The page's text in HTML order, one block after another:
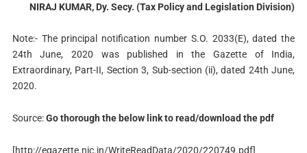
NIRAJ KUMAR, Dy. Secy. (Tax Policy and Legislation Division)
Note:- The principal notification number S.O. 2033(E), dated the
24th June, 2020 was published in the Gazette of India,
Extraordinary, Part-II, Section 3, Sub-section (ii), dated 24th June,
2020.
Source:Go thorough the below link to read/download the pdf
[http://egazette.nic.in/WriteReadData/2020/220749.pdf]